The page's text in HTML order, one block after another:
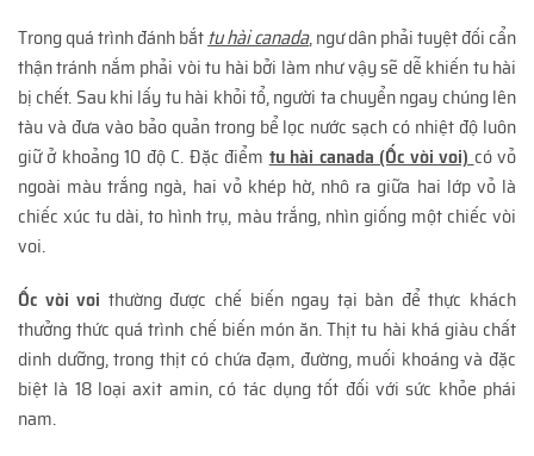
Trong quá trình đánh bắttu hài canada, ngư dân phải tuyệt đối cẩn
thận tránh nắm phải vòi tu hài bởi làm như vậy sẽ dễ khiến tu hài
bị chết. Sau khi lấy tu hài khỏi tổ, người ta chuyển ngay chúng lên
tàu và đưa vào bảo quản trong bể lọc nước sạch có nhiệt độ luôn
giữ ở khoảng 10 độ C. Đặc điểmtu hài canada (Ốc vòi voi)có vỏ
ngoài màu trắng ngà, hai vỏ khép hờ, nhô ra giữa hai lớp vỏ là
chiếc xúc tu dài, to hình trụ, màu trắng, nhìn giống một chiếc vòi
voi.
Ốc vòi voi thường được chế biến ngay tại bàn để thực khách
thưởng thức quá trình chế biến món ăn. Thịt tu hài khá giàu chất
dinh dưỡng, trong thịt có chứa đạm, đường, muối khoáng và đặc
biệt là 18 loại axit amin, có tác dụng tốt đối với sức khỏe phái
nam.